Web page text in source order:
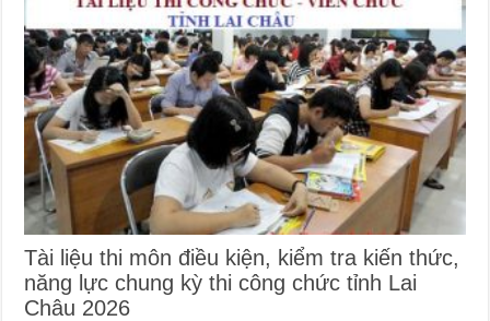
Tài liệu thi môn điều kiện, kiểm tra kiến thức,
năng lực chung kỳ thi công chức tỉnh Lai
Châu 2026